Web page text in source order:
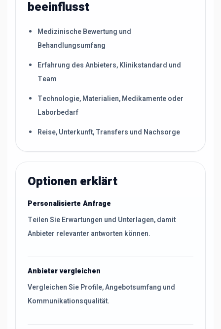
beeinflusst
Medizinische Bewertung und
Behandlungsumfang
Erfahrung des Anbieters, Klinikstandard und
Team
Technologie, Materialien, Medikamente oder
Laborbedarf
Reise, Unterkunft, Transfers und Nachsorge
Optionen erklärt
Personalisierte Anfrage
Teilen Sie Erwartungen und Unterlagen, damit
Anbieter relevanter antworten können.
Anbieter vergleichen
Vergleichen Sie Profile, Angebotsumfang und
Kommunikationsqualität.